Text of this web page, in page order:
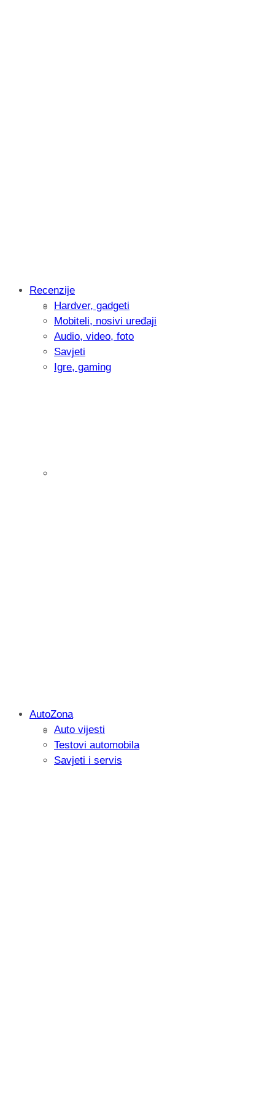
Intervju: Goran Jović, fotograf -
Recenzije
Hardver, gadgeti
Mobiteli, nosivi uređaji
Audio, video, foto
Savjeti
Igre, gaming
Savjetujemo: Što učiniti kada vaš
AutoZona
Auto vijesti
Testovi automobila
Savjeti i servis